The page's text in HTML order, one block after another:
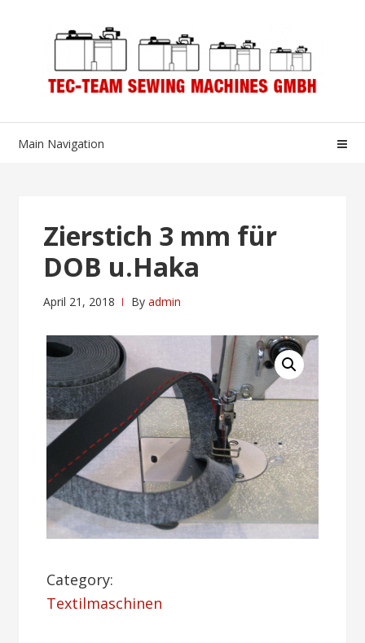
Main Navigation
Zierstich 3 mm für
DOB u.Haka
April 21, 2018 Byadmin
Category:
Textilmaschinen